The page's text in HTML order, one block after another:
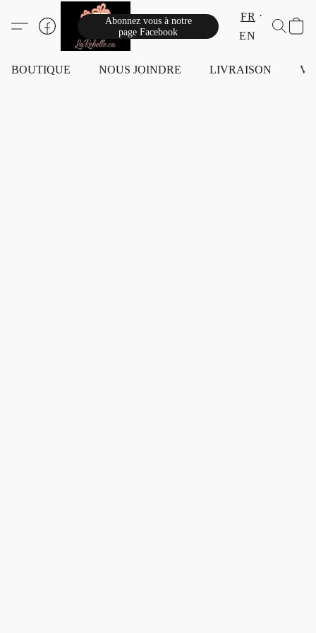
Abonnez vous à notre
page Facebook
FR
EN
BOUTIQUE NOUS JOINDRE LIVRAISON